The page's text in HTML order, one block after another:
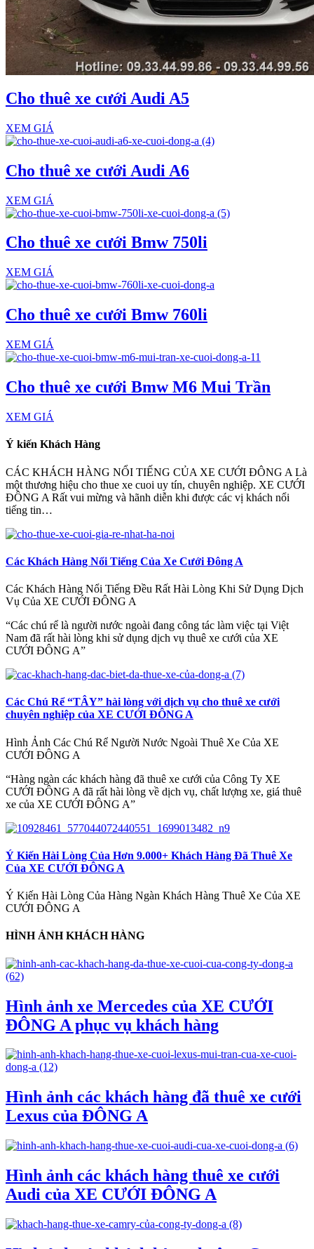
Cho thuê xe cưới Audi A5
XEM GIÁ
Cho thuê xe cưới Audi A6
XEM GIÁ
Cho thuê xe cưới Bmw 750li
XEM GIÁ
Cho thuê xe cưới Bmw 760li
XEM GIÁ
Cho thuê xe cưới Bmw M6 Mui Trần
XEM GIÁ
Ý kiến Khách Hàng
CÁC KHÁCH HÀNG NỔI TIẾNG CỦA XE CƯỚI ĐÔNG A Là
một thương hiệu cho thue xe cuoi uy tín, chuyên nghiệp. XE CƯỚI
ĐÔNG A Rất vui mừng và hãnh diễn khi được các vị khách nổi
tiếng tin…
Các Khách Hàng Nổi Tiếng Của Xe Cưới Đông A
Các Khách Hàng Nổi Tiếng Đều Rất Hài Lòng Khi Sử Dụng Dịch
Vụ Của XE CƯỚI ĐÔNG A
“Các chú rể là người nước ngoài đang công tác làm việc tại Việt
Nam đã rất hài lòng khi sử dụng dịch vụ thuê xe cưới của XE
CƯỚI ĐÔNG A”
Các Chú Rể “TÂY” hài lòng với dịch vụ cho thuê xe cưới
chuyên nghiệp của XE CƯỚI ĐÔNG A
Hình Ảnh Các Chú Rể Người Nước Ngoài Thuê Xe Của XE
CƯỚI ĐÔNG A
“Hàng ngàn các khách hàng đã thuê xe cưới của Công Ty XE
CƯỚI ĐÔNG A đã rất hài lòng về dịch vụ, chất lượng xe, giá thuê
xe của XE CƯỚI ĐÔNG A”
Ý Kiến Hài Lòng Của Hơn 9.000+ Khách Hàng Đã Thuê Xe
Của XE CƯỚI ĐÔNG A
Ý Kiến Hài Lòng Của Hàng Ngàn Khách Hàng Thuê Xe Của XE
CƯỚI ĐÔNG A
HÌNH ẢNH KHÁCH HÀNG
Hình ảnh xe Mercedes của XE CƯỚI
ĐÔNG A phục vụ khách hàng
Hình ảnh các khách hàng đã thuê xe cưới
Lexus của ĐÔNG A
Hình ảnh các khách hàng thuê xe cưới
Audi của XE CƯỚI ĐÔNG A